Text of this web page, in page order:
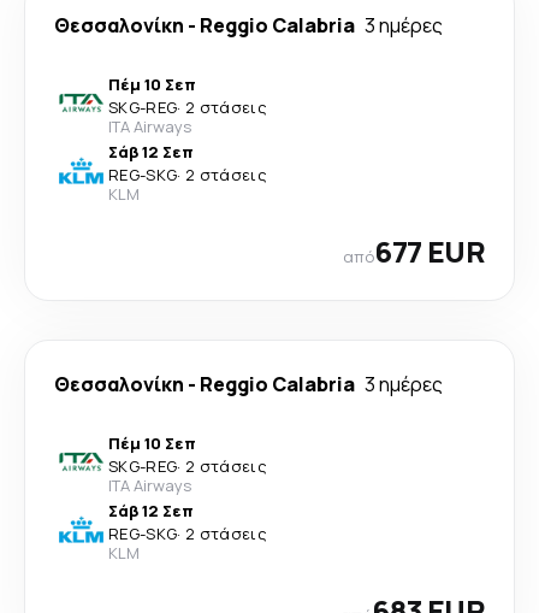
Θεσσαλονίκη - Reggio Calabria 3 ημέρες
Πέμ 10 Σεπ
SKG-REG· 2 στάσεις
ITA Airways
Σάβ 12 Σεπ
REG-SKG· 2 στάσεις
KLM
από677 EUR
Θεσσαλονίκη - Reggio Calabria 3 ημέρες
Πέμ 10 Σεπ
SKG-REG· 2 στάσεις
ITA Airways
Σάβ 12 Σεπ
REG-SKG· 2 στάσεις
KLM